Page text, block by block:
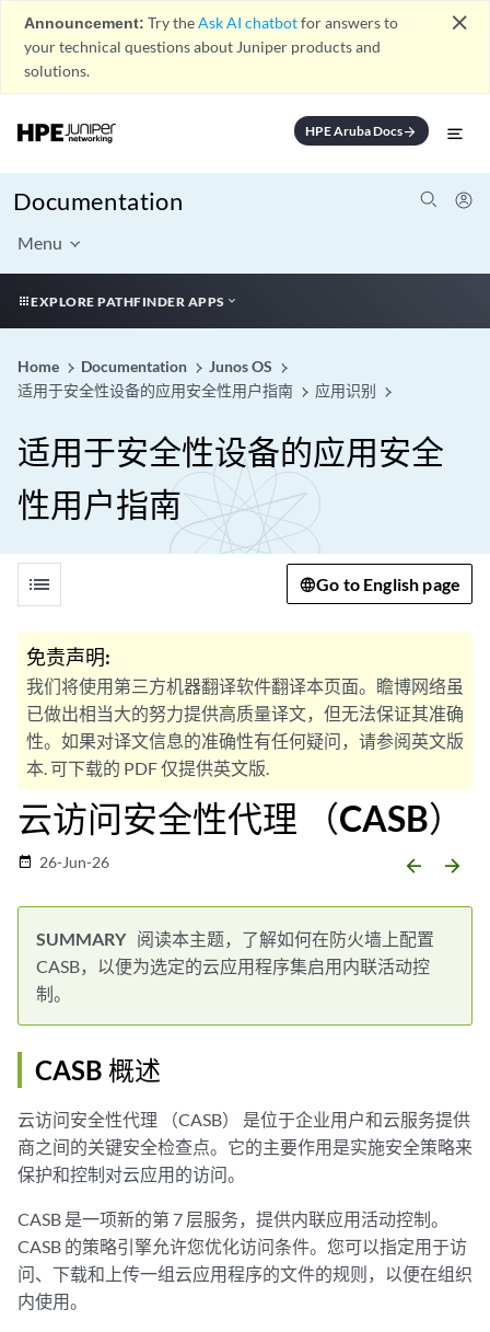
Announcement: Try theAsk AI chatbotfor answers to
your technical questions about Juniper products and
solutions.
close
HPE Aruba Docsarrow_forward
Documentation
Menu
EXPLORE PATHFINDER APPS
Home Documentation
Junos OS
适用于安全性设备的应用安全性用户指南
应用识别
适用于安全性设备的应用安全
性用户指南
list Go to English page
免责声明:
我们将使用第三方机器翻译软件翻译本页面。瞻博网络虽
已做出相当大的努力提供高质量译文，但无法保证其准确
性。如果对译文信息的准确性有任何疑问，请参阅英文版
本. 可下载的 PDF 仅提供英文版.
云访问安全性代理 （CASB）
date_range 26-Jun-26 arrow_backward arrow_forward
阅读本主题，了解如何在防火墙上配置
CASB，以便为选定的云应用程序集启用内联活动控
制。
CASB 概述
云访问安全性代理 （CASB） 是位于企业用户和云服务提供
商之间的关键安全检查点。它的主要作用是实施安全策略来
保护和控制对云应用的访问。
CASB 是一项新的第 7 层服务，提供内联应用活动控制。
CASB 的策略引擎允许您优化访问条件。您可以指定用于访
问、下载和上传一组云应用程序的文件的规则，以便在组织
内使用。